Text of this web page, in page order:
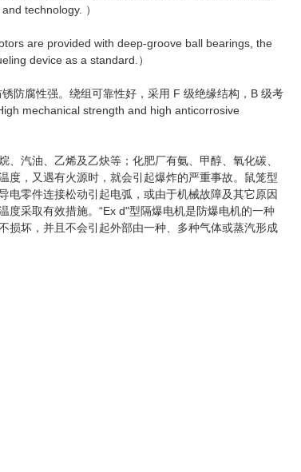
technology. ）
are provided with deep-groove ball bearings, the
device as a standard.）
防腐性强。绕组可靠性好，采用 F 级绝缘结构，B 级考
mechanical strength and high anticorrosive
汽油、乙烯及乙炔等；化肥厂有氨、甲醇、氧化碳、
度，又遇有火源时，就会引起爆炸的严重事故。鼠笼型
电零件连接松动引起电弧，或由于机械故障及其它原因
采取有效措施。“Ex d"型隔爆电机是防爆电机的一种
损坏，并且不会引起外部由一种、多种气体或蒸汽形成